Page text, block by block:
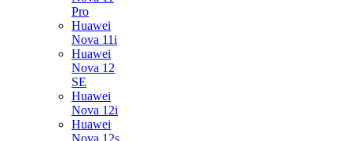
Pro
Huawei
Nova 11i
Huawei
Nova 12
SE
Huawei
Nova 12i
Huawei
Nova 12s